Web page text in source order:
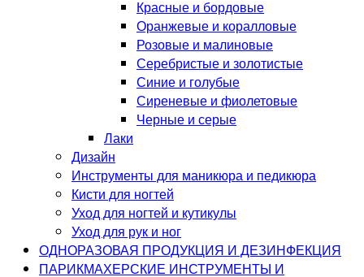
Красные и бордовые
Оранжевые и коралловые
Розовые и малиновые
Серебристые и золотистые
Синие и голубые
Сиреневые и фиолетовые
Черные и серые
Лаки
Дизайн
Инструменты для маникюра и педикюра
Кисти для ногтей
Уход для ногтей и кутикулы
Уход для рук и ног
ОДНОРАЗОВАЯ ПРОДУКЦИЯ И ДЕЗИНФЕКЦИЯ
ПАРИКМАХЕРСКИЕ ИНСТРУМЕНТЫ И